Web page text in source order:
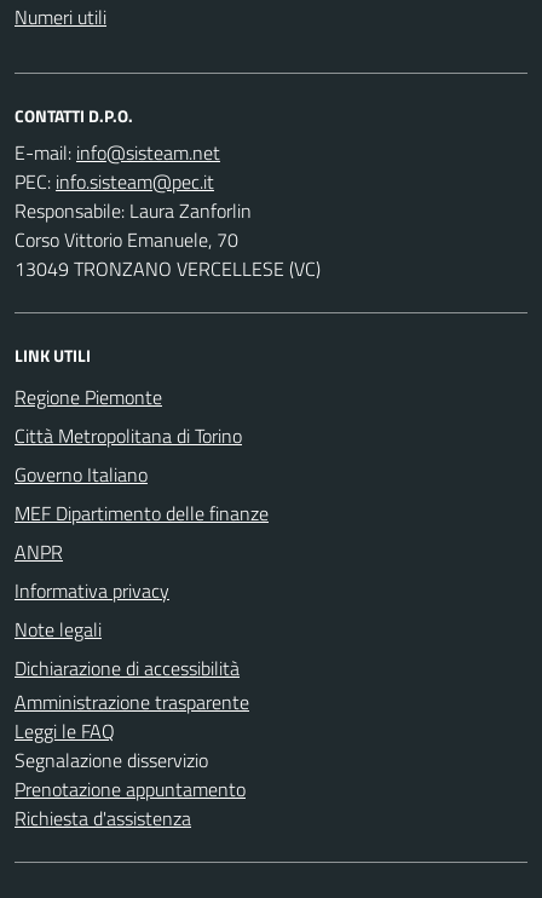
Numeri utili
CONTATTI D.P.O.
E-mail:
PEC:
Responsabile: Laura Zanforlin
Corso Vittorio Emanuele, 70
13049 TRONZANO VERCELLESE (VC)
LINK UTILI
Regione Piemonte
Città Metropolitana di Torino
Governo Italiano
MEF Dipartimento delle finanze
ANPR
Informativa privacy
Note legali
Dichiarazione di accessibilità
Amministrazione trasparente
Leggi le FAQ
Segnalazione disservizio
Prenotazione appuntamento
Richiesta d'assistenza